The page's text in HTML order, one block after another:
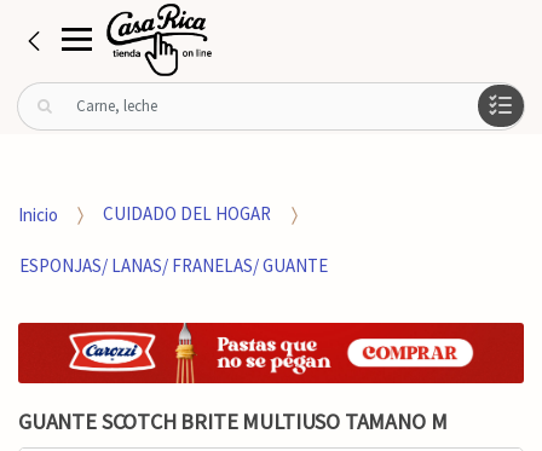
B
u
r
o
:
Inicio CUIDADO DEL HOGAR
ESPONJAS/ LANAS/ FRANELAS/ GUANTE
GUANTE SCOTCH BRITE MULTIUSO TAMANO M